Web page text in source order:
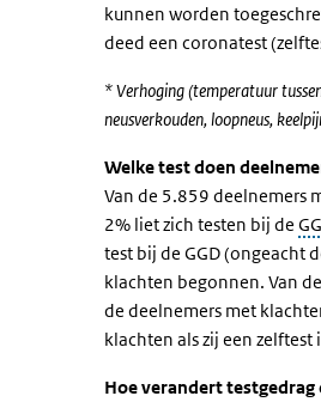
kunnen worden
deed een coronatest
* Verhoging (temperatuur
neusverkouden, loopneus,
Welke test doen
Van de 5.859 deelnemers
2% liet zich testen bij de
test bij de GGD (ongeacht
klachten begonnen. Van
de deelnemers met
klachten als zij een zelftest
Hoe verandert testgedrag